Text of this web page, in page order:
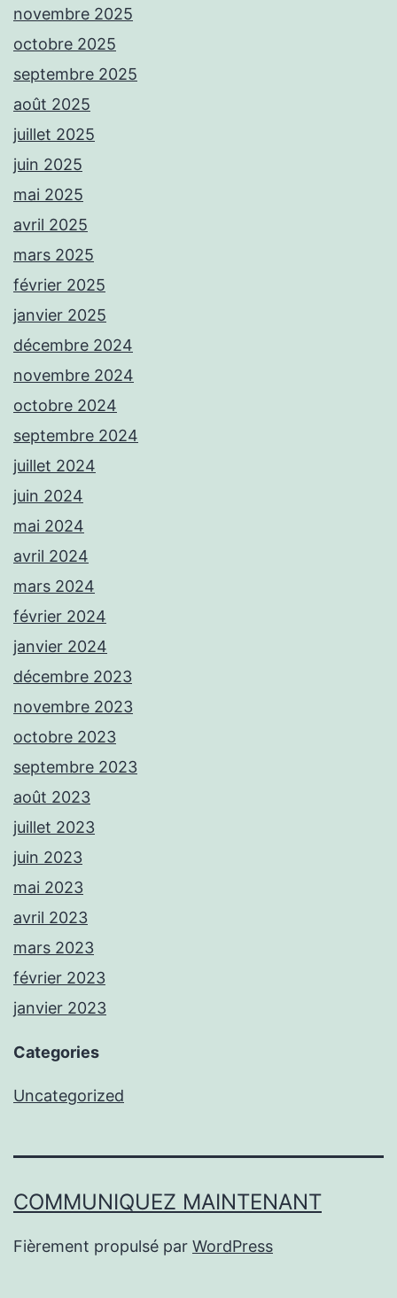
novembre 2025
octobre 2025
septembre 2025
août 2025
juillet 2025
juin 2025
mai 2025
avril 2025
mars 2025
février 2025
janvier 2025
décembre 2024
novembre 2024
octobre 2024
septembre 2024
juillet 2024
juin 2024
mai 2024
avril 2024
mars 2024
février 2024
janvier 2024
décembre 2023
novembre 2023
octobre 2023
septembre 2023
août 2023
juillet 2023
juin 2023
mai 2023
avril 2023
mars 2023
février 2023
janvier 2023
Categories
Uncategorized
COMMUNIQUEZ MAINTENANT
Fièrement propulsé par WordPress